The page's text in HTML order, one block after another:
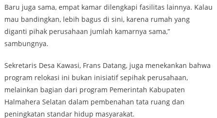
Baru juga sama, empat kamar dilengkapi fasilitas lainnya. Kalau
mau bandingkan, lebih bagus di sini, karena rumah yang
diganti pihak perusahaan jumlah kamarnya sama,”
sambungnya.
Sekretaris Desa Kawasi, Frans Datang, juga menekankan bahwa
program relokasi ini bukan inisiatif sepihak perusahaan,
melainkan bagian dari program Pemerintah Kabupaten
Halmahera Selatan dalam pembenahan tata ruang dan
peningkatan standar hidup masyarakat.